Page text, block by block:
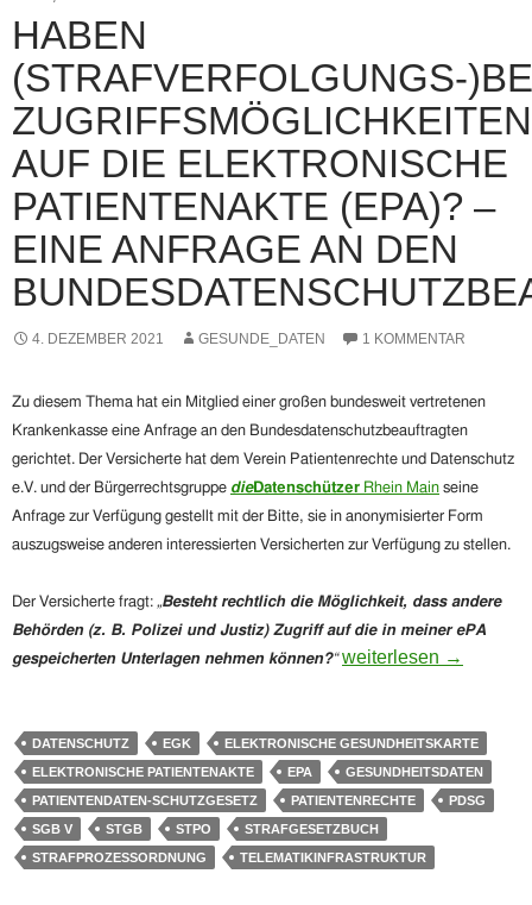
HABEN
(STRAFVERFOLGUNGS-
ZUGRIFFSMÖGLICHKEITEN
AUF DIE ELEKTRONISCHE
PATIENTENAKTE (EPA)? –
EINE ANFRAGE AN DEN
4. DEZEMBER 2021 GESUNDE_DATEN 1 KOMMENTAR
Zu diesem Thema hat ein Mitglied einer großen bundesweit vertretenen
Krankenkasse eine Anfrage an den Bundesdatenschutzbeauftragten
gerichtet. Der Versicherte hat dem Verein Patientenrechte und Datenschutz
e.V. und der Bürgerrechtsgruppe dieDatenschützer Rhein Main seine
Anfrage zur Verfügung gestellt mit der Bitte, sie in anonymisierter Form
auszugsweise anderen interessierten Versicherten zur Verfügung zu stellen.
Der Versicherte fragt: „Besteht rechtlich die Möglichkeit, dass andere
Behörden (z. B. Polizei und Justiz) Zugriff auf die in meiner ePA
gespeicherten Unterlagen nehmen können?“ Haben
weiterlesen →
DATENSCHUTZ EGK
ELEKTRONISCHE GESUNDHEITSKARTE
ELEKTRONISCHE PATIENTENAKTE
EPA
GESUNDHEITSDATEN
PATIENTENDATEN-SCHUTZGESETZ
PATIENTENRECHTE
PDSG
SGB V
STGB STPO
STRAFGESETZBUCH
STRAFPROZESSORDNUNG
TELEMATIKINFRASTRUKTUR